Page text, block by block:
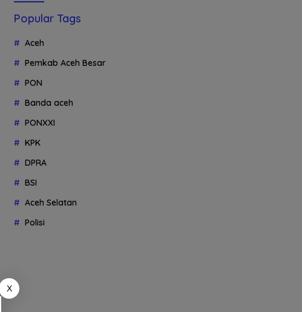
Popular Tags
Aceh
Pemkab Aceh Besar
PON
Banda aceh
PONXXI
KPK
DPRA
BSI
Aceh Selatan
Polisi
X